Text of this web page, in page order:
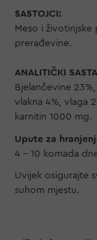
SASTOJCI:
Meso i životinjske
prerađevine.
ANALITIČKI
Bjelančevine
vlakna 4%, vlaga
karnitin 1000 mg.
Upute za
4 – 10 komada
Uvijek osigurajte
suhom mjestu.